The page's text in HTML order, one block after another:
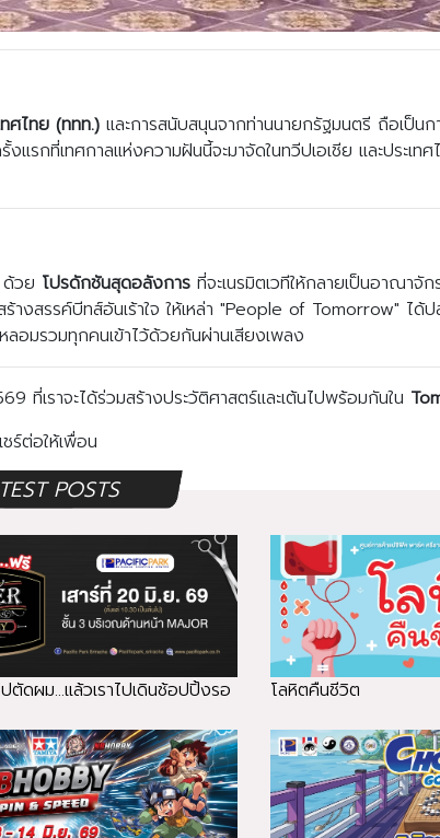
ศไทย (ททท.) และการสนับสนุนจากท่านนายกรัฐมนตรี ถือเป็นก
งแรกที่เทศกาลแห่งความฝันนี้จะมาจัดในทวีปเอเชีย และประเท
วย โปรดักชันสุดอลังการ ที่จะเนรมิตเวทีให้กลายเป็นอาณา
ร้างสรรค์บีทส์อันเร้าใจ ให้เหล่า "People of Tomorrow" ไ
มรวมทุกคนเข้าไว้ด้วยกันผ่านเสียงเพลง
เราจะได้ร่วมสร้างประวัติศาสตร์และเต้นไปพร้อมกันใน
ร์ต่อให้เพื่อน
POSTS
ดผม...แล้วเราไปเดินช้อปปิ้งรอ
โลหิตคืนชีวิต